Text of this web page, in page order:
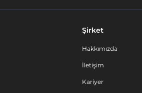
Şirket
Hakkımızda
İletişim
Kariyer